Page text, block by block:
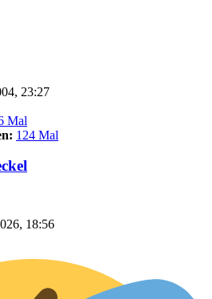
23:27
Mal
124 Mal
18:56